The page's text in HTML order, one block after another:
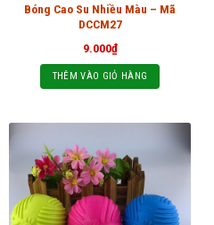
Bóng Cao Su Nhiều Màu – Mã
DCCM27
9.000₫
THÊM VÀO GIỎ HÀNG